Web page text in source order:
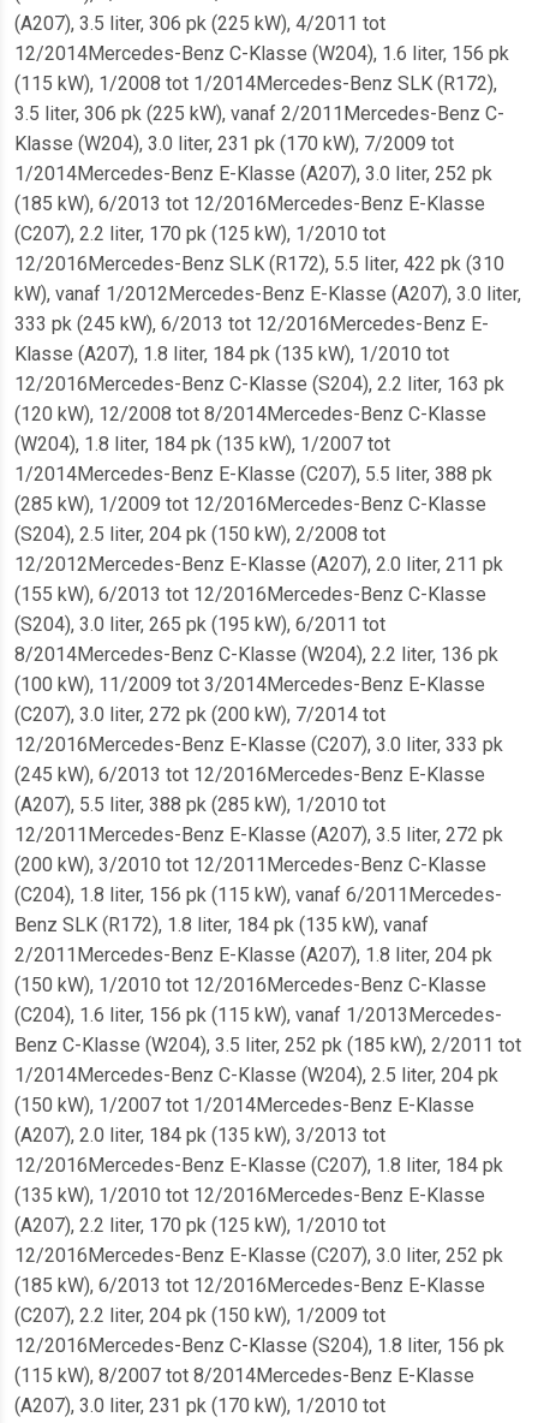
(A207), 3.5 liter, 306 pk (225 kW), 4/2011 tot
12/2014Mercedes-Benz C-Klasse (W204), 1.6 liter, 156 pk
(115 kW), 1/2008 tot 1/2014Mercedes-Benz SLK (R172),
3.5 liter, 306 pk (225 kW), vanaf 2/2011Mercedes-Benz C-
Klasse (W204), 3.0 liter, 231 pk (170 kW), 7/2009 tot
1/2014Mercedes-Benz E-Klasse (A207), 3.0 liter, 252 pk
(185 kW), 6/2013 tot 12/2016Mercedes-Benz E-Klasse
(C207), 2.2 liter, 170 pk (125 kW), 1/2010 tot
12/2016Mercedes-Benz SLK (R172), 5.5 liter, 422 pk (310
kW), vanaf 1/2012Mercedes-Benz E-Klasse (A207), 3.0 liter,
333 pk (245 kW), 6/2013 tot 12/2016Mercedes-Benz E-
Klasse (A207), 1.8 liter, 184 pk (135 kW), 1/2010 tot
12/2016Mercedes-Benz C-Klasse (S204), 2.2 liter, 163 pk
(120 kW), 12/2008 tot 8/2014Mercedes-Benz C-Klasse
(W204), 1.8 liter, 184 pk (135 kW), 1/2007 tot
1/2014Mercedes-Benz E-Klasse (C207), 5.5 liter, 388 pk
(285 kW), 1/2009 tot 12/2016Mercedes-Benz C-Klasse
(S204), 2.5 liter, 204 pk (150 kW), 2/2008 tot
12/2012Mercedes-Benz E-Klasse (A207), 2.0 liter, 211 pk
(155 kW), 6/2013 tot 12/2016Mercedes-Benz C-Klasse
(S204), 3.0 liter, 265 pk (195 kW), 6/2011 tot
8/2014Mercedes-Benz C-Klasse (W204), 2.2 liter, 136 pk
(100 kW), 11/2009 tot 3/2014Mercedes-Benz E-Klasse
(C207), 3.0 liter, 272 pk (200 kW), 7/2014 tot
12/2016Mercedes-Benz E-Klasse (C207), 3.0 liter, 333 pk
(245 kW), 6/2013 tot 12/2016Mercedes-Benz E-Klasse
(A207), 5.5 liter, 388 pk (285 kW), 1/2010 tot
12/2011Mercedes-Benz E-Klasse (A207), 3.5 liter, 272 pk
(200 kW), 3/2010 tot 12/2011Mercedes-Benz C-Klasse
(C204), 1.8 liter, 156 pk (115 kW), vanaf 6/2011Mercedes-
Benz SLK (R172), 1.8 liter, 184 pk (135 kW), vanaf
2/2011Mercedes-Benz E-Klasse (A207), 1.8 liter, 204 pk
(150 kW), 1/2010 tot 12/2016Mercedes-Benz C-Klasse
(C204), 1.6 liter, 156 pk (115 kW), vanaf 1/2013Mercedes-
Benz C-Klasse (W204), 3.5 liter, 252 pk (185 kW), 2/2011 tot
1/2014Mercedes-Benz C-Klasse (W204), 2.5 liter, 204 pk
(150 kW), 1/2007 tot 1/2014Mercedes-Benz E-Klasse
(A207), 2.0 liter, 184 pk (135 kW), 3/2013 tot
12/2016Mercedes-Benz E-Klasse (C207), 1.8 liter, 184 pk
(135 kW), 1/2010 tot 12/2016Mercedes-Benz E-Klasse
(A207), 2.2 liter, 170 pk (125 kW), 1/2010 tot
12/2016Mercedes-Benz E-Klasse (C207), 3.0 liter, 252 pk
(185 kW), 6/2013 tot 12/2016Mercedes-Benz E-Klasse
(C207), 2.2 liter, 204 pk (150 kW), 1/2009 tot
12/2016Mercedes-Benz C-Klasse (S204), 1.8 liter, 156 pk
(115 kW), 8/2007 tot 8/2014Mercedes-Benz E-Klasse
(A207), 3.0 liter, 231 pk (170 kW), 1/2010 tot